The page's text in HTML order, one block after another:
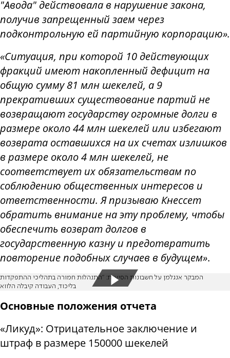
"Авода" действовала в нарушение закона,
получив запрещенный заем через
подконтрольную ей партийную корпорацию».
«Ситуация, при которой 10 действующих
фракций имеют накопленный дефицит на
общую сумму 81 млн шекелей, а 9
прекративших существование партий не
возвращают государству огромные долги в
размере около 44 млн шекелей или избегают
возврата оставшихся на их счетах излишков
в размере около 4 млн шекелей, не
соответствует их обязательствам по
соблюдению общественных интересов и
ответственности. Я призываю Кнессет
обратить внимание на эту проблему, чтобы
обеспечить возврат долгов в
государственную казну и предотвратить
повторение подобных случаев в будущем».
המבקר אנגלמן על חשבונות הסיעות: "התנהלות חמורה בתהליכי ההתפקדות
בליכוד, העבודה קיבלה הלווא
Основные положения отчета
«Ликуд»: Отрицательное заключение и
штраф в размере 150000 шекелей